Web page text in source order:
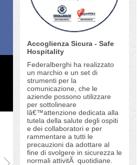
Accoglienza Sicura - Safe
Hospitality
Federalberghi ha realizzato
un marchio e un set di
strumenti per la
comunicazione, che le
aziende possono utilizzare
per sottolineare
lâ€™attenzione dedicata alla
tutela della salute degli ospiti
e dei collaboratori e per
rammentare a tutti le
precauzioni da adottare al
fine di svolgere in sicurezza le
normali attivitÃ quotidiane.